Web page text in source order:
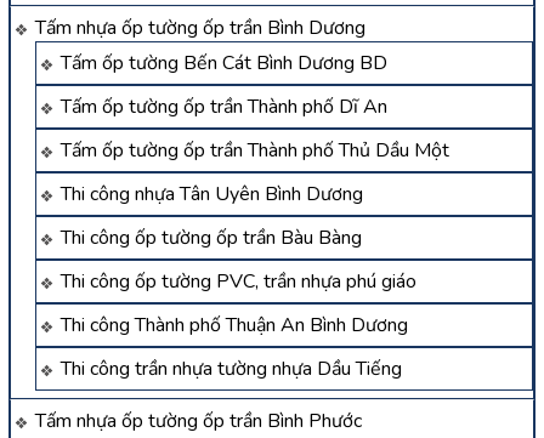
Tấm nhựa ốp tường ốp trần Bình Dương
Tấm ốp tường Bến Cát Bình Dương BD
Tấm ốp tường ốp trần Thành phố Dĩ An
Tấm ốp tường ốp trần Thành phố Thủ Dầu Một
Thi công nhựa Tân Uyên Bình Dương
Thi công ốp tường ốp trần Bàu Bàng
Thi công ốp tường PVC, trần nhựa phú giáo
Thi công Thành phố Thuận An Bình Dương
Thi công trần nhựa tường nhựa Dầu Tiếng
Tấm nhựa ốp tường ốp trần Bình Phước